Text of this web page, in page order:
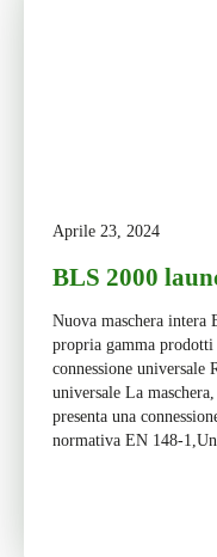
Aprile 23, 2024
BLS 2000
Nuova maschera
propria gamma prodotti
connessione
universale La
presenta una
normativa EN 148-